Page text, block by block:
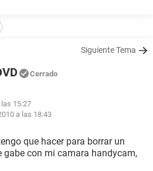
Siguiente Tema
Cerrado
15:27
a las 18:43
que hacer para borrar un
gabe con mi camara handycam,